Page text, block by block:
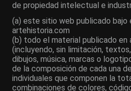
de propiedad intelectual e
(a) este sitio web publicado bajo
artehistoria.com
(b) todo el material publicado en
(incluyendo, sin limitación,
dibujos, música, marcas o
de la composición de cada una
individuales que componen la
combinaciones de colores,